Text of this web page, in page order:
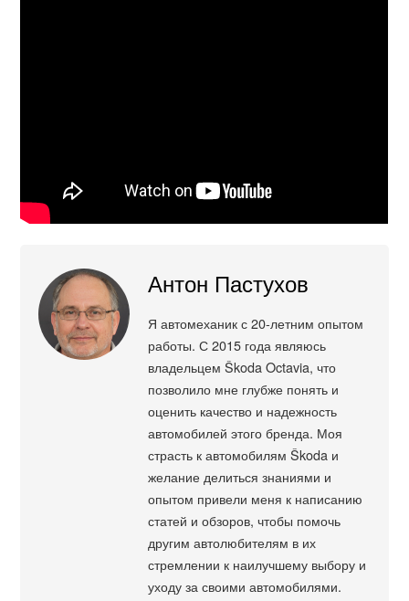
Антон Пастухов
Я автомеханик с 20-летним опытом
работы. С 2015 года являюсь
владельцем Škoda Octavia, что
позволило мне глубже понять и
оценить качество и надежность
автомобилей этого бренда. Моя
страсть к автомобилям Škoda и
желание делиться знаниями и
опытом привели меня к написанию
статей и обзоров, чтобы помочь
другим автолюбителям в их
стремлении к наилучшему выбору и
уходу за своими автомобилями.